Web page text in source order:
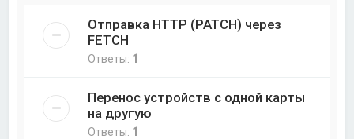
Отправка HTTP (PATCH) через
FETCH
Ответы: 1
Перенос устройств с одной карты
на другую
Ответы: 1